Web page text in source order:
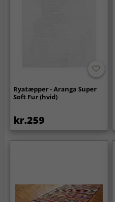
Ryatæpper - Aranga Super
Soft Fur (hvid)
kr.259